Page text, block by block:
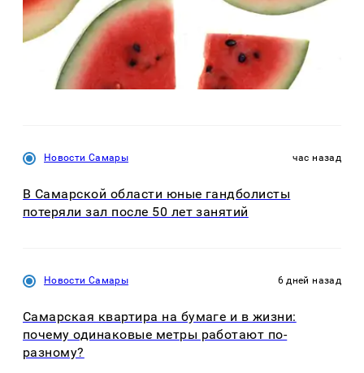
Новости Самары час назад
В Самарской области юные гандболисты
потеряли зал после 50 лет занятий
Новости Самары 6 дней назад
Самарская квартира на бумаге и в жизни:
почему одинаковые метры работают по-
разному?